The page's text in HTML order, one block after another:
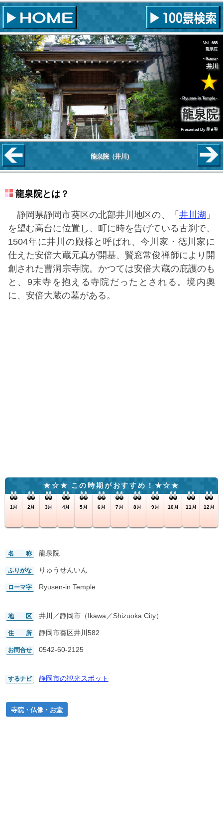
Vol . 665
龍泉院
Ikawa
井川
Ryusen-in Temple
龍泉院
Presented By星★聖
龍泉院（井川）
龍泉院とは？
静岡県静岡市葵区の北部井川地区の、「 井川湖 」
を望む高台に位置し、町に時を告げている古刹で、
1504年に井川の殿様と呼ばれ、今川家・徳川家に
仕えた安倍大蔵元真が開基、賢窓常俊禅師により開
創された曹洞宗寺院。かつては安倍大蔵の庇護のも
と、9末寺を抱える寺院だったとされる。境内奧
に、安倍大蔵の墓がある。
この時期がおすすめ！
1月 2月 3月 4月 5月 6月 7月 8月 9月 10月 11月 12月
名 称 龍泉院
ふりがな りゅうせんいん
ローマ字 Ryusen-in Temple
地 区 井川／静岡市（Ikawa／Shizuoka City）
住 所 静岡市葵区井川582
お問合せ 0542-60-2125
するナビ 静岡市の観光スポット
寺院・仏像・お堂